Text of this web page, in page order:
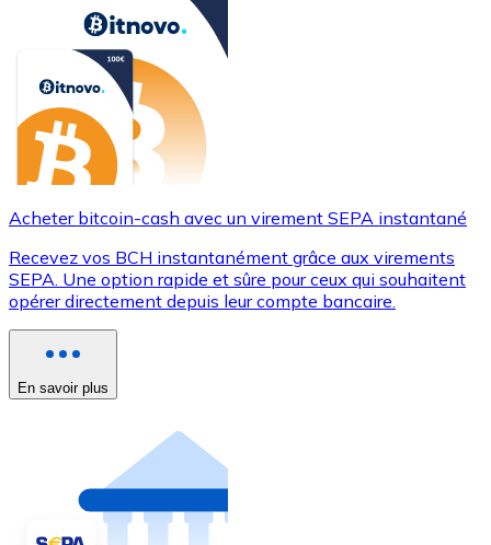
Acheter bitcoin-cash avec un virement SEPA instantané
Recevez vos BCH instantanément grâce aux virements
SEPA. Une option rapide et sûre pour ceux qui souhaitent
opérer directement depuis leur compte bancaire.
En savoir plus